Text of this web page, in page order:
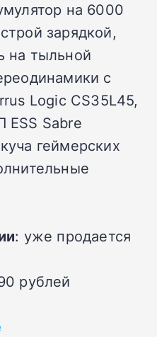
на 6000
зарядкой,
на тыльной
с
Logic CS35L45,
Sabre
геймерских
: уже продается
рублей